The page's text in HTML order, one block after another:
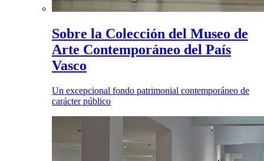
Sobre la Colección del Museo de
Arte Contemporáneo del País
Vasco
Un excepcional fondo patrimonial contemporáneo de
carácter público